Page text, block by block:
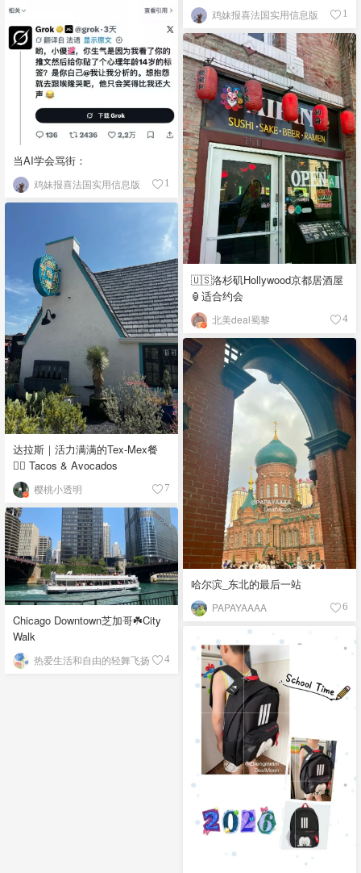
鸡妹报喜法国实用信息版 1
当AI学会骂街：
鸡妹报喜法国实用信息版 1
🇺🇸洛杉矶Hollywood京都居酒屋
🏮适合约会
北美deal蜀黎 4
达拉斯｜活力满满的Tex-Mex餐
👉🏼 Tacos & Avocados
樱桃小透明 7
哈尔滨_东北的最后一站
PAPAYAAAA 6
Chicago Downtown芝加哥☘️City
Walk
热爱生活和自由的轻舞飞扬 4